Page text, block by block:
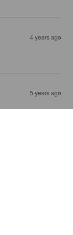
4 years ago
5 years ago